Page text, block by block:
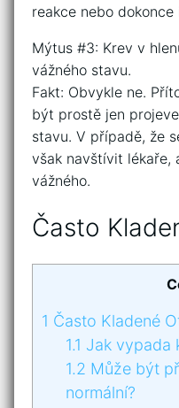
reakce nebo dokonce
Mýtus #3: Krev v
vážného stavu.
Fakt: Obvykle ne.
být prostě jen
stavu. V případě, že
však navštívit lékaře,
vážného.
Často
1 Často Kladené
1.1 Jak vypada
1.2 Může být
normální?